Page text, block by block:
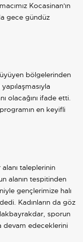
Kocasinan'ın
gece gündüz
bölgelerinden
olacağını ifade etti.
en keyifli
taleplerinin
alanın tespitinden
gençlerimize halı
Kadınların da göz
sporun
devam edeceklerini